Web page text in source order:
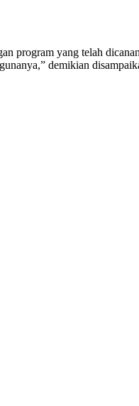
program yang telah
demikian